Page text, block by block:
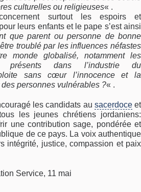
culturelles ou religieuses« .
surtout les espoirs et
leurs enfants et le pape s’est ainsi
que parent ou personne de bonne
troublé par les influences néfastes
monde globalisé, notamment les
présents dans l’industrie du
sans cœur l’innocence et la
personnes vulnérables ?« .
les candidats au sacerdoceet
les jeunes chrétiens jordaniens:
une contribution sage, pondérée et
de ce pays. La voix authentique
intégrité, justice, compassion et paix
Service, 11 mai